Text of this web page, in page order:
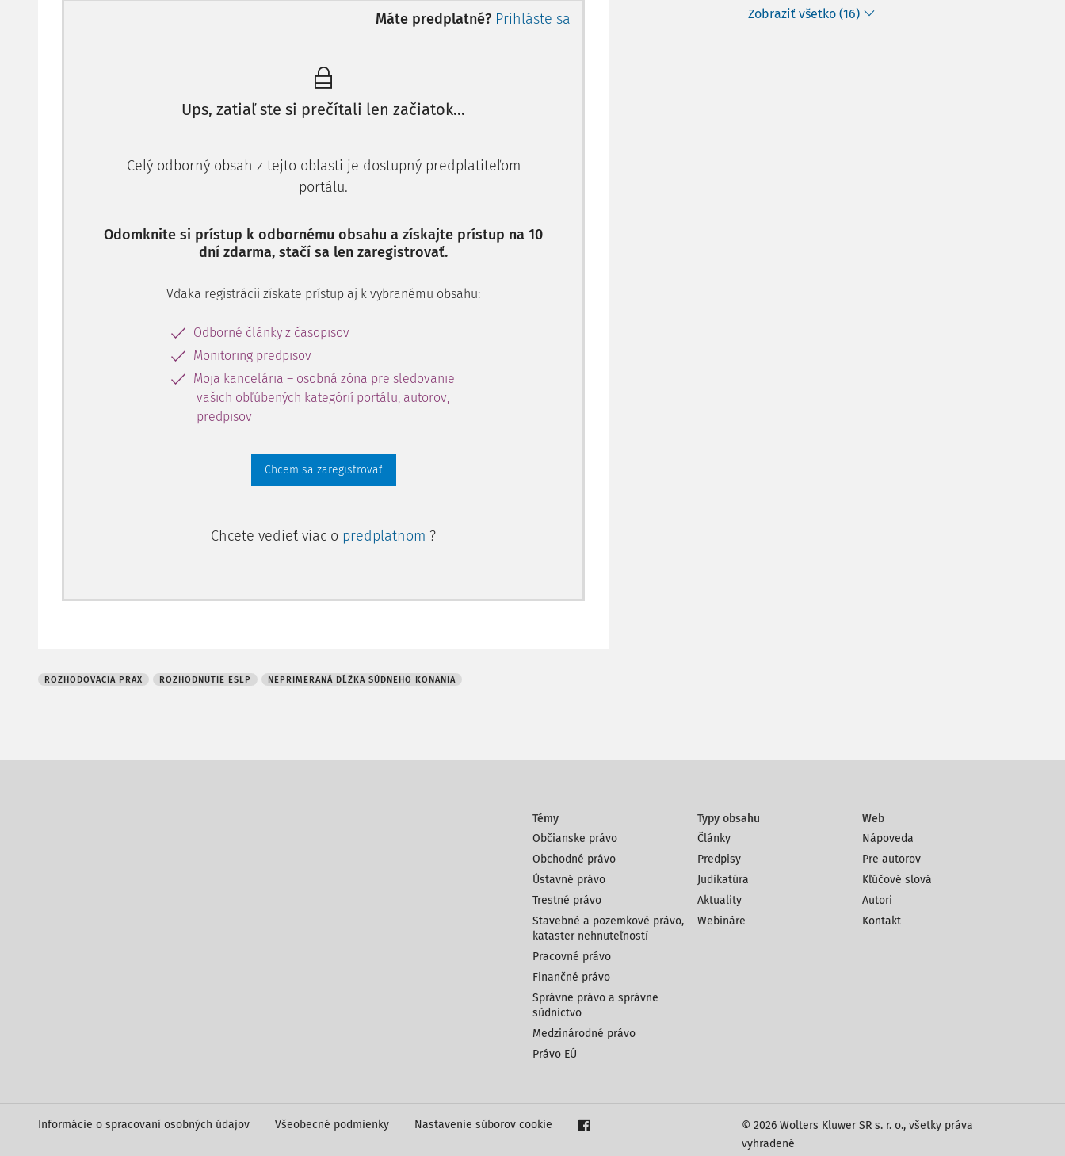
Máte predplatné? Prihláste sa
Ups, zatiaľ ste si prečítali len začiatok...
Celý odborný obsah z tejto oblasti je dostupný predplatiteľom
portálu.
Odomknite si prístup k odbornému obsahu a získajte prístup na 10
dní zdarma, stačí sa len zaregistrovať.
Vďaka registrácii získate prístup aj k vybranému obsahu:
Odborné články z časopisov
Monitoring predpisov
Moja kancelária – osobná zóna pre sledovanie
vašich obľúbených kategórií portálu, autorov,
predpisov
Chcem sa zaregistrovať
Chcete vedieť viac o predplatnom ?
ROZHODOVACIA PRAX ROZHODNUTIE ESĽP NEPRIMERANÁ DĹŽKA SÚDNEHO KONANIA
Zobraziť všetko (16)
Témy
Občianske právo
Obchodné právo
Ústavné právo
Trestné právo
Stavebné a pozemkové právo,
kataster nehnuteľností
Pracovné právo
Finančné právo
Správne právo a správne
súdnictvo
Medzinárodné právo
Právo EÚ
Typy obsahu
Články
Predpisy
Judikatúra
Aktuality
Webináre
Web
Nápoveda
Pre autorov
Kľúčové slová
Autori
Kontakt
© 2026 Wolters Kluwer SR s. r. o., všetky práva
vyhradené
Informácie o spracovaní osobných údajov Všeobecné podmienky Nastavenie súborov cookie